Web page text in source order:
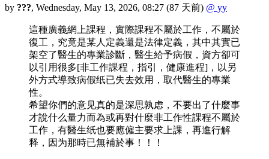
by ???, Wednesday, May 13, 2026, 08:27 (87 天前) @ yy
這種廣義網上課程，實際課程不屬於工作，不屬於
復工，究竟是某人定義還是法律定義，其中其實已
架空了醫生的專業診斷，醫生給予病假，資方卻可
以引用很多[非工作課程，指引，健康進程]，以另
外方式導致病假纸已失去效用，取代醫生的專業
性。
希望你們的意见真的是深思孰虑，不要出了什麼事
才說什么量力而為或再對什麼非工作性課程不屬於
工作，有醫生纸也要應僱主要求上課，再進行解
释，因为那時已無補於事！！！